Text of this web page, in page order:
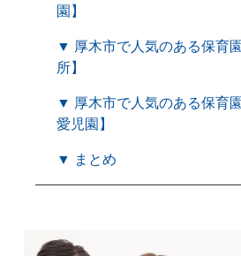
園】
▼ 厚木市で人気のある保育
所】
▼ 厚木市で人気のある保育
愛児園】
▼ まとめ